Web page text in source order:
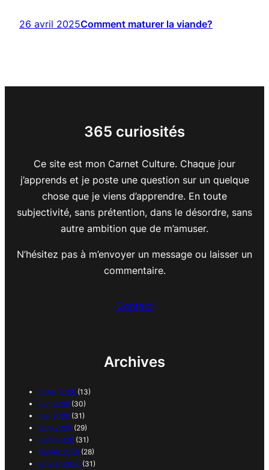
26 avril 2025Comment maturer la viande?
365 curiosités
Ce site est mon Carnet Culture. Chaque jour
j’apprends et je poste une question sur un quelque
chose que je viens d’apprendre. En toute
subjectivité, sans prétention, dans le désordre, sans
autre ambition que de m’amuser.
N’hésitez pas à m’envoyer un message ou laisser un
commentaire.
Contact
Archives
juillet 2026 (13)
juin 2026 (30)
mai 2026 (31)
avril 2026 (29)
mars 2026 (31)
février 2026 (28)
janvier 2026 (31)